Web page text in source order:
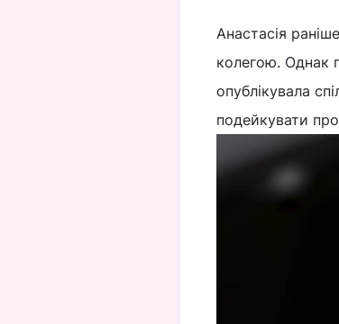
Анастасія
колегою. Однак
опублікувала
подейкувати